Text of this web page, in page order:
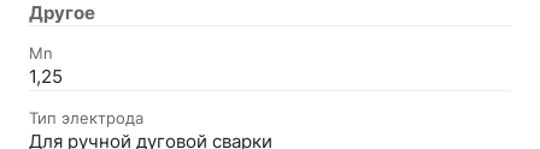
Другое
Mn
1,25
Тип электрода
Для ручной дуговой сварки